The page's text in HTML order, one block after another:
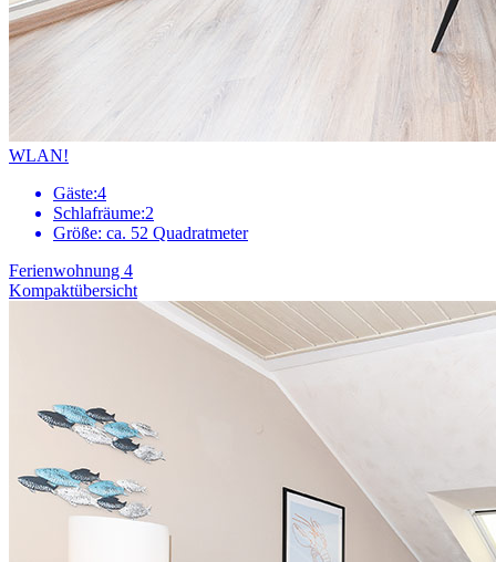
WLAN!
Gäste:4
Schlafräume:2
Größe: ca. 52 Quadratmeter
Ferienwohnung 4
Kompaktübersicht